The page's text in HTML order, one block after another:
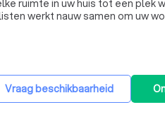
ruimte in uw huis tot een plek
werkt nauw samen om uw
Vraag beschikbaarheid